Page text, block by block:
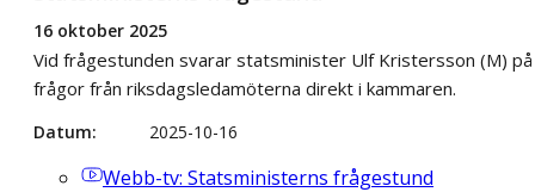
16 oktober 2025
Vid frågestunden svarar statsminister Ulf Kristersson (M) på
frågor från riksdagsledamöterna direkt i kammaren.
Datum 2025-10-16
Webb-tv: Statsministerns frågestund